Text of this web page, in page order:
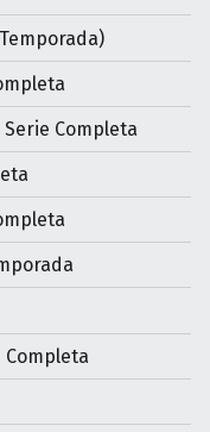
Completa
Completa